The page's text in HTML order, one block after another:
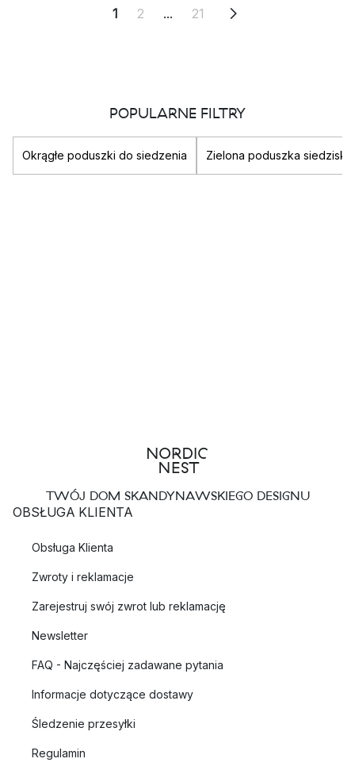
1 2 ... 21
POPULARNE FILTRY
Okrągłe poduszki do siedzenia Zielona poduszka siedziska
TWÓJ DOM SKANDYNAWSKIEGO DESIGNU
OBSŁUGA KLIENTA
Obsługa Klienta
Zwroty i reklamacje
Zarejestruj swój zwrot lub reklamację
Newsletter
FAQ - Najczęściej zadawane pytania
Informacje dotyczące dostawy
Śledzenie przesyłki
Regulamin